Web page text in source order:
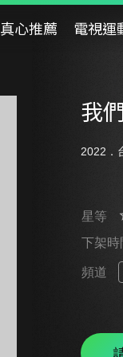
真心推薦 電視運
我
2022．
星等
下架時
頻道